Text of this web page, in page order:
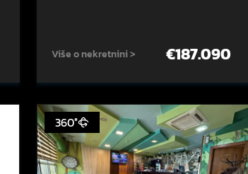
Više o nekretnini > €187.090
360°